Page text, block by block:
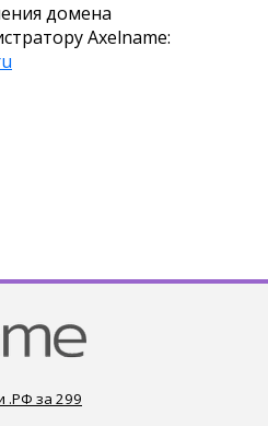
домена
Axelname:
.РФ за 299